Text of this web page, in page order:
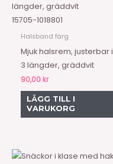
15705-1018801
Halsband färg
Mjuk halsrem, justerbar i
3 längder, gräddvit
90,00 kr
LÄGG TILL I
VARUKORG